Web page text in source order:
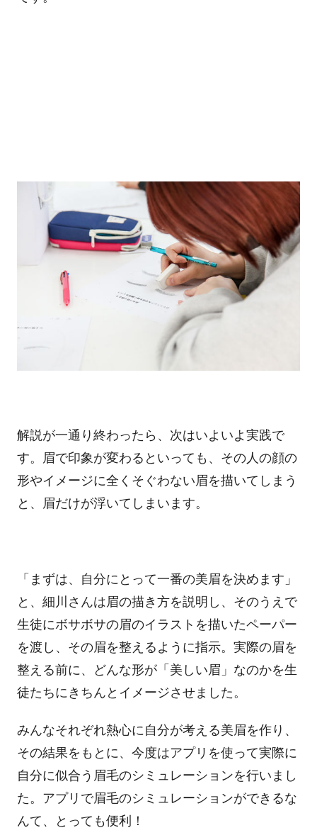
解説が一通り終わったら、次はいよいよ実践で
す。眉で印象が変わるといっても、その人の顔の
形やイメージに全くそぐわない眉を描いてしまう
と、眉だけが浮いてしまいます。
「まずは、自分にとって一番の美眉を決めます」
と、細川さんは眉の描き方を説明し、そのうえで
生徒にボサボサの眉のイラストを描いたペーパー
を渡し、その眉を整えるように指示。実際の眉を
整える前に、どんな形が「美しい眉」なのかを生
徒たちにきちんとイメージさせました。
みんなそれぞれ熱心に自分が考える美眉を作り、
その結果をもとに、今度はアプリを使って実際に
自分に似合う眉毛のシミュレーションを行いまし
た。アプリで眉毛のシミュレーションができるな
んて、とっても便利！